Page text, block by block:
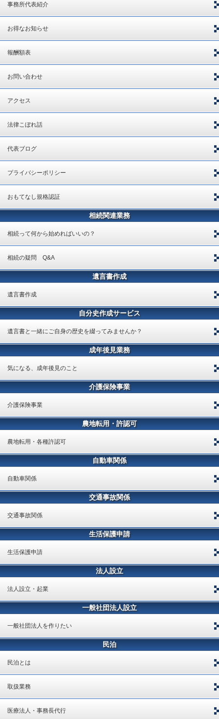
事務所代表紹介
お得なお知らせ
報酬額表
お問い合わせ
アクセス
法律こぼれ話
代表ブログ
プライバシーポリシー
おもてなし規格認証
相続関連業務
相続って何から始めればいいの？
相続の疑問 Q&A
遺言書作成
遺言書作成
自分史作成サービス
遺言書と一緒にご自身の歴史を綴ってみませんか？
成年後見業務
気になる、成年後見のこと
介護保険事業
介護保険事業
農地転用・許認可
農地転用・各種許認可
自動車関係
自動車関係
交通事故関係
交通事故関係
生活保護申請
生活保護申請
法人設立
法人設立・起業
一般社団法人設立
一般社団法人を作りたい
民泊
民泊とは
取扱業務
医療法人・事務長代行